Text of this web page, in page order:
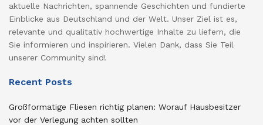
aktuelle Nachrichten, spannende Geschichten und fundierte
Einblicke aus Deutschland und der Welt. Unser Ziel ist es,
relevante und qualitativ hochwertige Inhalte zu liefern, die
Sie informieren und inspirieren. Vielen Dank, dass Sie Teil
unserer Community sind!
Recent Posts
Großformatige Fliesen richtig planen: Worauf Hausbesitzer
vor der Verlegung achten sollten